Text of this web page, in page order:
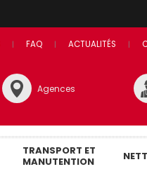
FAQ ACTUALITÉS
Agences
TRANSPORT ET
MANUTENTION